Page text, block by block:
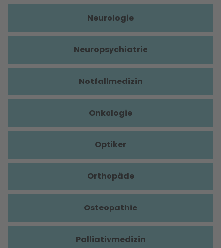
Neurologie
Neuropsychiatrie
Notfallmedizin
Onkologie
Optiker
Orthopäde
Osteopathie
Palliativmedizin